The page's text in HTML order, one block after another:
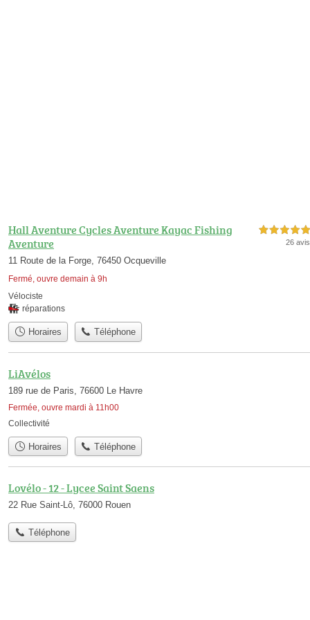
Hall Aventure Cycles Aventure Kayac Fishing
Aventure
11 Route de la Forge, 76450 Ocqueville
Fermé, ouvre demain à 9h
5,0 étoiles sur 5
26 avis
Vélociste
réparations
Horaires Téléphone
LiAvélos
189 rue de Paris, 76600 Le Havre
Fermée, ouvre mardi à 11h00
Collectivité
Horaires Téléphone
Lovélo - 12 - Lycee Saint Saens
22 Rue Saint-Lô, 76000 Rouen
Téléphone